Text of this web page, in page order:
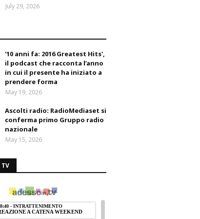
July 29, 2026
'10 anni fa: 2016 Greatest Hits',
il podcast che racconta l’anno
in cui il presente ha iniziato a
prendere forma
May 19, 2026
Ascolti radio: RadioMediaset si
conferma primo Gruppo radio
nazionale
May 15, 2026
TV